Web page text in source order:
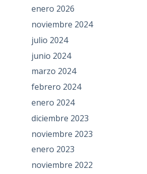
enero 2026
noviembre 2024
julio 2024
junio 2024
marzo 2024
febrero 2024
enero 2024
diciembre 2023
noviembre 2023
enero 2023
noviembre 2022